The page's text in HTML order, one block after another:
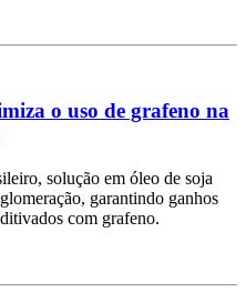
o uso de grafeno na
solução em óleo de soja
garantindo ganhos
com grafeno.